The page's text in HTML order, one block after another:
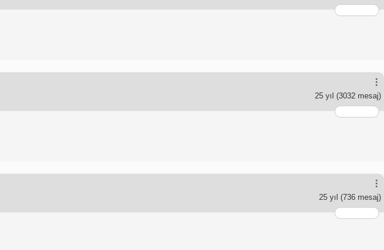
25 yıl (3032 mesaj)
25 yıl (736 mesaj)